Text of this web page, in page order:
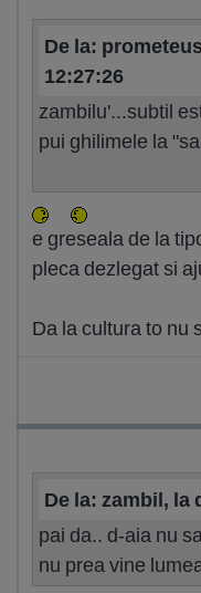
De la:
12:27:26
zambilu'...subtil
pui ghilimele la
e greseala de la
pleca dezlegat si
Da la cultura to nu
De la: zambil, la
pai da.. d-aia nu
nu prea vine